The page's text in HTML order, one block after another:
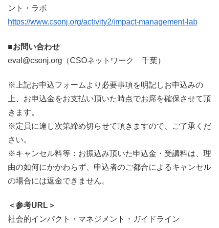
ント・ラボ
https://www.csonj.org/activity2/impact-management-lab
■お問い合わせ
eval@csonj.org（CSOネットワーク 千葉）
※上記お申込フォームより必要事項を明記しお申込みの
上、お申込金をお支払い頂いた時点でお席を確保させて頂
きます。
※定員に達し次第締め切らせて頂きますので、ご了承くだ
さい。
※キャンセル料等：お振込み頂いた申込金・受講料は、理
由の如何にかかわらず、申込者のご都合によるキャンセル
の場合には返金できません。
＜参考URL＞
社会的インパクト・マネジメント・ガイドライン